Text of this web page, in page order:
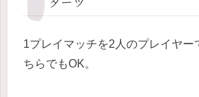
1プレイマッチを2人のプレイヤー
ちらでもOK。